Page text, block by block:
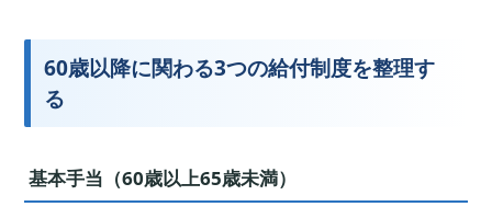
60歳以降に関わる3つの給付制度を整理す
る
基本手当（60歳以上65歳未満）